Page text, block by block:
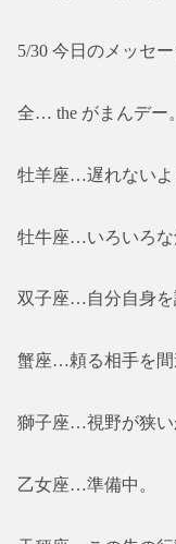
5/30 今日のメッセー
全… the がまんデー。
牡羊座…遅れないよ
牡牛座…いろいろな
双子座…自分自身を
蟹座…頼る相手を間
獅子座…視野が狭い
乙女座…準備中。